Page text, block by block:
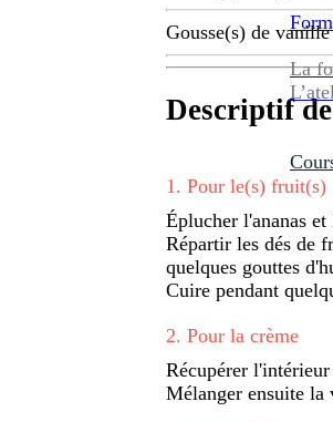
La
Gousse(s) de vanille
Descriptif
1 . Pour le(s) fruit(s)
Éplucher l'ananas
Répartir les dés de
quelques gouttes
Cuire pendant
2. Pour la crème
Récupérer
Mélanger ensuite la